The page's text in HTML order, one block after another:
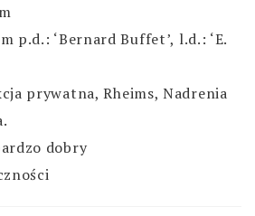
p.d.: ‘Bernard Buffet’, l.d.: ‘E.
prywatna, Rheims, Nadrenia
dobry